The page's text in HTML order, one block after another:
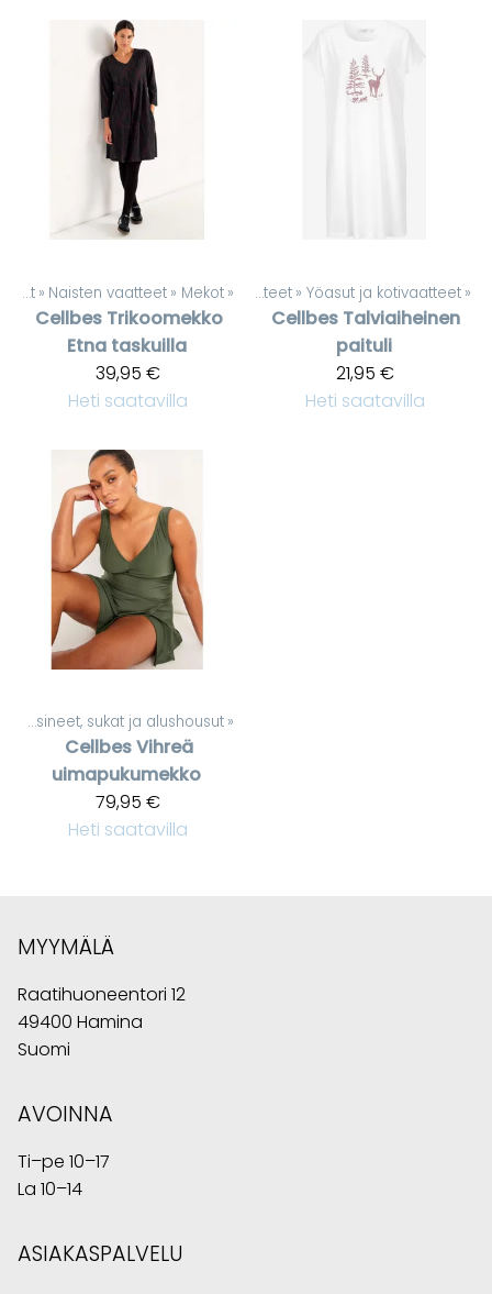
Tuotteet ‪» Naisten vaatteet ‪» Mekot ‪»
Cellbes Trikoomekko
Etna taskuilla
39,95 €
Heti saatavilla
Tuotteet‪» Naisten vaatteet ‪» Yöasut ja kotivaatteet ‪»
Cellbes Talviaiheinen
paituli
21,95 €
Heti saatavilla
Käsineet, sukat ja alushousut ‪»
CellbesVihreä
uimapukumekko
79,95 €
Heti saatavilla
MYYMÄLÄ
Raatihuoneentori 12
49400 Hamina
Suomi
AVOINNA
Ti–pe 10–17
La 10–14
ASIAKASPALVELU